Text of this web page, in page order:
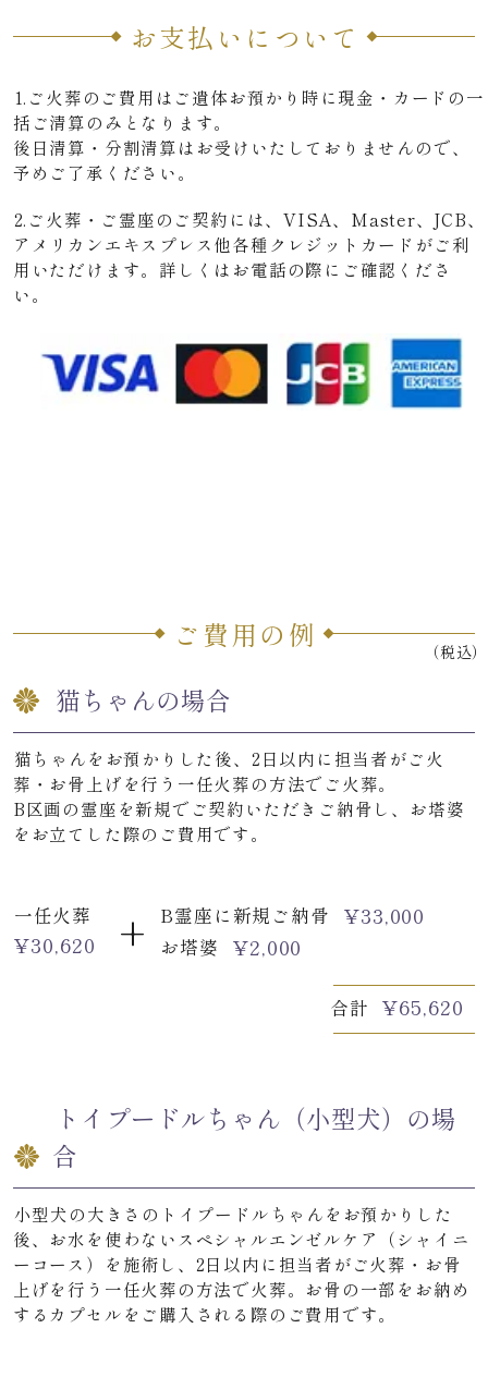
お支払いについて
1.ご火葬のご費用はご遺体お預かり時に現金・カードの一
括ご清算のみとなります。
後日清算・分割清算はお受けいたしておりませんので、
予めご了承ください。
2.ご火葬・ご霊座のご契約には、VISA、Master、JCB、
アメリカンエキスプレス他各種クレジットカードがご利
用いただけます。詳しくはお電話の際にご確認くださ
い。
ご費用の例 （税込）
猫ちゃんの場合
猫ちゃんをお預かりした後、2日以内に担当者がご火
葬・お骨上げを行う一任火葬の方法でご火葬。
B区画の霊座を新規でご契約いただきご納骨し、お塔婆
をお立てした際のご費用です。
一任火葬
¥30,620 + B霊座に新規ご納骨 ¥33,000
お塔婆 ¥2,000
合計 ¥65,620
トイプードルちゃん（小型犬）の場
合
小型犬の大きさのトイプードルちゃんをお預かりした
後、お水を使わないスペシャルエンゼルケア（シャイニ
ーコース）を施術し、2日以内に担当者がご火葬・お骨
上げを行う一任火葬の方法で火葬。お骨の一部をお納め
するカプセルをご購入される際のご費用です。